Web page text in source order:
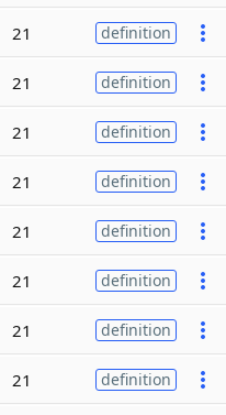
21 definition
21 definition
21 definition
21 definition
21 definition
21 definition
21 definition
21 definition